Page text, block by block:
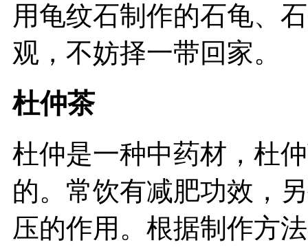
用龟纹石制作的石龟、
观，不妨择一带回家。
杜仲茶
杜仲是一种中药材，杜
的。常饮有减肥功效，
压的作用。根据制作方